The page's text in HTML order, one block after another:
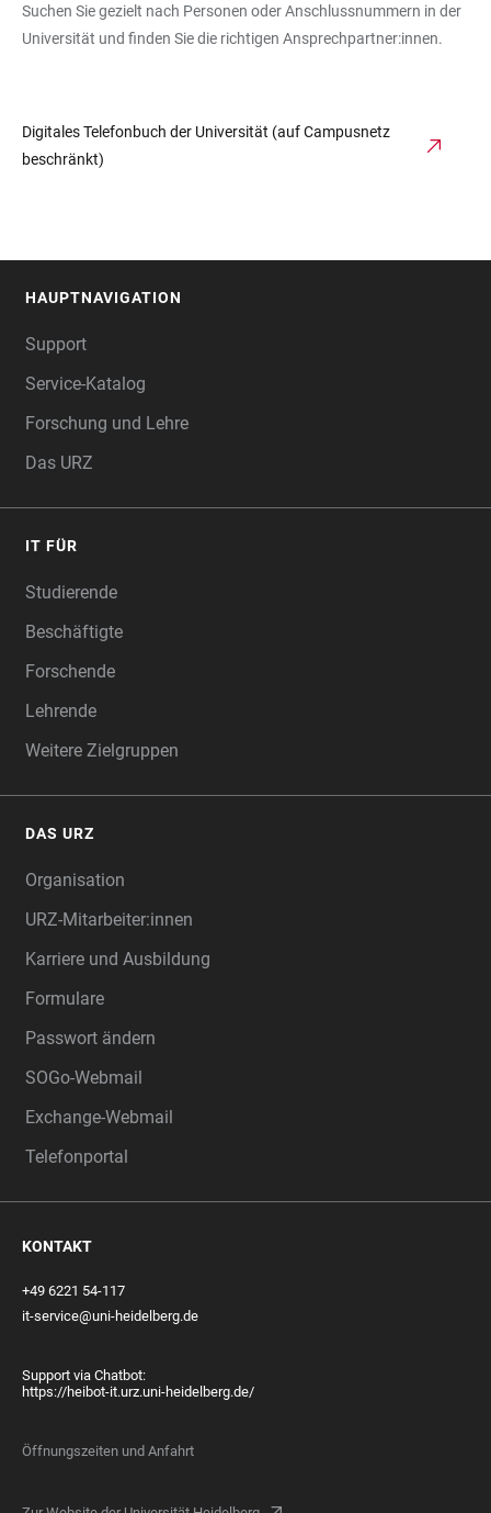
Suchen Sie gezielt nach Personen oder Anschlussnummern in der
Universität und finden Sie die richtigen Ansprechpartner:innen.
Digitales Telefonbuch der Universität (auf Campusnetz
beschränkt)
HAUPTNAVIGATION
Support
Service-Katalog
Forschung und Lehre
Das URZ
IT FÜR
Studierende
Beschäftigte
Forschende
Lehrende
Weitere Zielgruppen
DAS URZ
Organisation
URZ-Mitarbeiter:innen
Karriere und Ausbildung
Formulare
Passwort ändern
SOGo-Webmail
Exchange-Webmail
Telefonportal
KONTAKT
+49 6221 54-117
it-service@uni-heidelberg.de
Support via Chatbot:
https://heibot-it.urz.uni-heidelberg.de/
Öffnungszeiten und Anfahrt